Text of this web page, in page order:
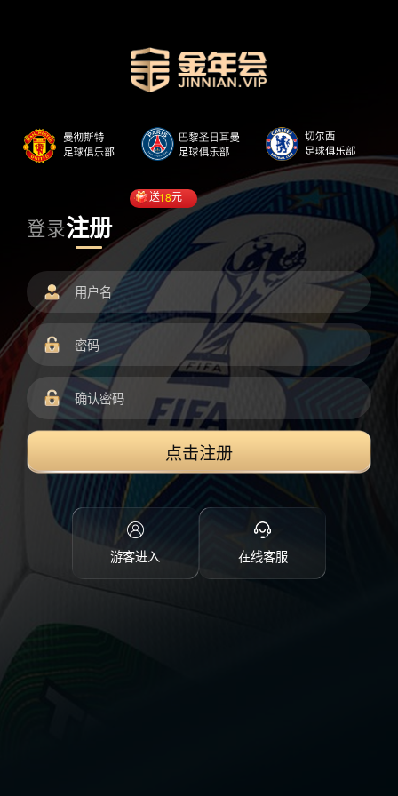
登录注册
送18元
点击注册
游客进入 在线客服